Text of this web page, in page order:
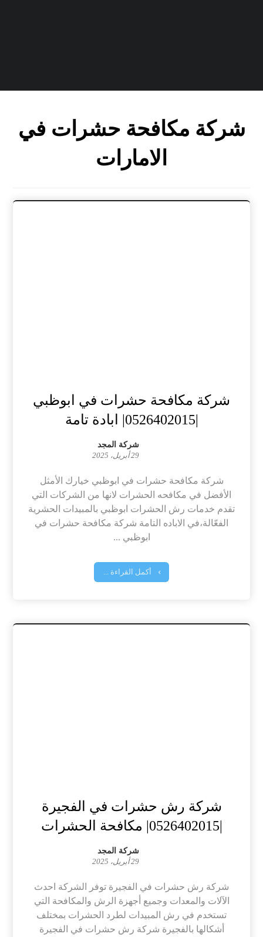
شركة مكافحة حشرات في
الامارات
شركة مكافحة حشرات في ابوظبي
شركة المجد
29 أبريل، 2025
شركة مكافحة حشرات في ابوظبي خيارك الأمثل
الأفضل في مكافحه الحشرات لانها من الشركات التي
تقدم خدمات رش الحشرات ابوظبي بالمبيدات الحشرية
الفعّالة،في الاباده التامة شركة مكافحة حشرات في
ابوظبي ...
أكمل القراءة ...
شركة رش حشرات في الفجيرة
|0526402015| مكافحة الحشرات
شركة المجد
29 أبريل، 2025
شركة رش حشرات في الفجيرة توفر الشركة احدث
الآلات والمعدات وجميع أجهزة الرش والمكافحة التي
تستخدم في رش المبيدات لطرد الحشرات بمختلف
أشكالها بالفجيرة شركة رش حشرات في الفجيرة